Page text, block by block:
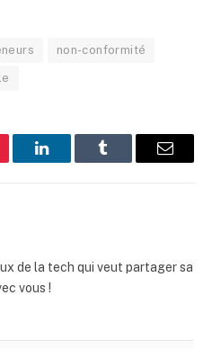
non-conformité
LinkedInTumblr
E-
de la tech qui veut partager sa
vous !